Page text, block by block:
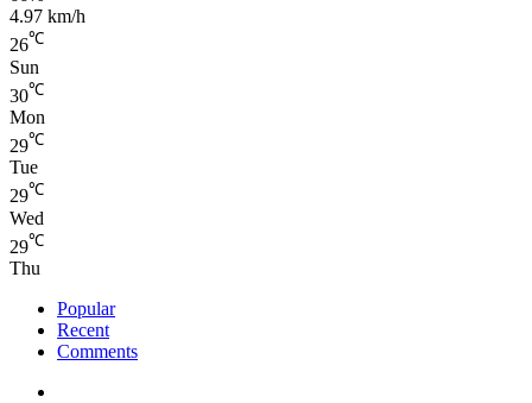
4.97 km/h
26℃
Sun
30℃
Mon
29℃
Tue
29℃
Wed
29℃
Thu
Popular
Recent
Comments